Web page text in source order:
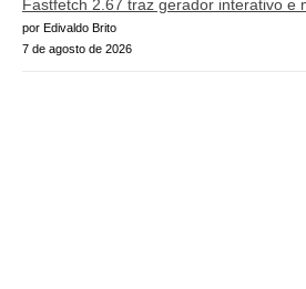
Fastfetch 2.67 traz gerador interativo e
por Edivaldo Brito
7 de agosto de 2026